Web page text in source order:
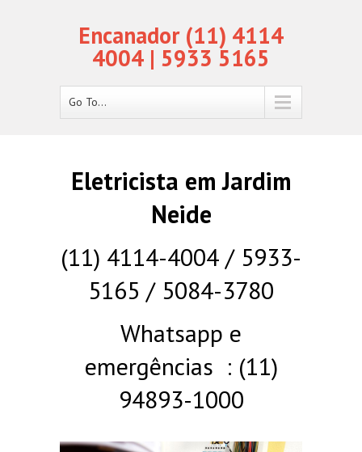
Encanador (11) 4114
4004 | 5933 5165
Go To...
Eletricista em Jardim
Neide
(11) 4114-4004 / 5933-
5165 / 5084-3780
Whatsapp e
emergências : (11)
94893-1000